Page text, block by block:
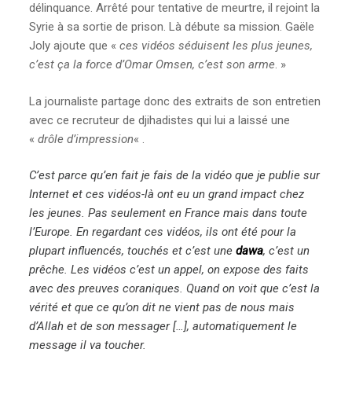
délinquance. Arrêté pour tentative de meurtre, il rejoint la
Syrie à sa sortie de prison. Là débute sa mission. Gaële
Joly ajoute que «ces vidéos séduisent les plus jeunes,
c’est ça la force d’Omar Omsen, c’est son arme. »
La journaliste partage donc des extraits de son entretien
avec ce recruteur de djihadistes qui lui a laissé une
«drôle d’impression« .
C’est parce qu’en fait je fais de la vidéo que je publie sur
Internet et ces vidéos-là ont eu un grand impact chez
les jeunes. Pas seulement en France mais dans toute
l’Europe. En regardant ces vidéos, ils ont été pour la
plupart influencés, touchés et c’est unedawa, c’est un
prêche. Les vidéos c’est un appel, on expose des faits
avec des preuves coraniques. Quand on voit que c’est la
vérité et que ce qu’on dit ne vient pas de nous mais
d’Allah et de son messager […], automatiquement le
message il va toucher.